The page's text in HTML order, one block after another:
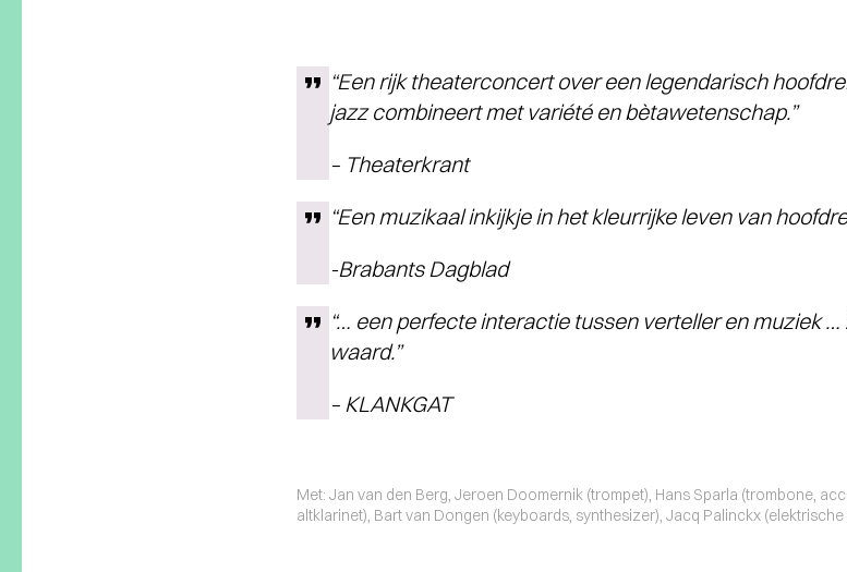
“Een rijk theaterconcert over een legendarisch
jazz combineert met variété en bètawetenschap.”
– Theaterkrant
“Een muzikaal inkijkje in het kleurrijke leven van
-Brabants Dagblad
“… een perfecte interactie tussen verteller en muziek
waard.”
– KLANKGAT
Met: Jan van den Berg, Jeroen Doomernik (trompet), Hans Sparla (trombone,
altklarinet), Bart van Dongen (keyboards, synthesizer), Jacq Palinckx